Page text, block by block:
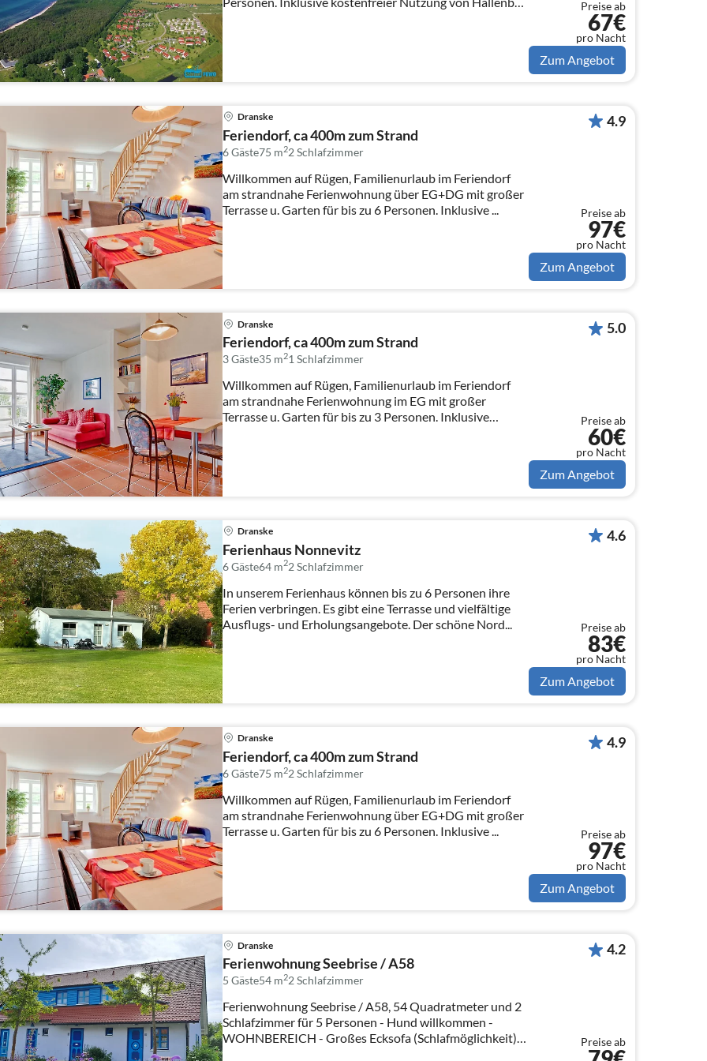
Preise ab
67€
pro Nacht
Zum Angebot
Dranske
Feriendorf, ca 400m zum Strand
6 Gäste75 m22Schlafzimmer
Willkommen auf Rügen, Familienurlaub im Feriendorf
am strandnahe Ferienwohnung über EG+DG mit großer
Terrasse u. Garten für bis zu 6 Personen. Inklusive ...
4.9
Preise ab
97€
pro Nacht
Zum Angebot
Dranske
Feriendorf, ca 400m zum Strand
3 Gäste35 m21Schlafzimmer
Willkommen auf Rügen, Familienurlaub im Feriendorf
am strandnahe Ferienwohnung im EG mit großer
Terrasse u. Garten für bis zu 3 Personen. Inklusive
5.0
Preise ab
60€
pro Nacht
Zum Angebot
Dranske
Ferienhaus Nonnevitz
6 Gäste64 m22Schlafzimmer
In unserem Ferienhaus können bis zu 6 Personen ihre
Ferien verbringen. Es gibt eine Terrasse und vielfältige
Ausflugs- und Erholungsangebote. Der schöne Nord...
4.6
Preise ab
83€
pro Nacht
Zum Angebot
Dranske
Feriendorf, ca 400m zum Strand
6 Gäste75 m22Schlafzimmer
Willkommen auf Rügen, Familienurlaub im Feriendorf
am strandnahe Ferienwohnung über EG+DG mit großer
Terrasse u. Garten für bis zu 6 Personen. Inklusive ...
4.9
Preise ab
97€
pro Nacht
Zum Angebot
Dranske
Ferienwohnung Seebrise / A58
5 Gäste54 m22Schlafzimmer
Ferienwohnung Seebrise / A58, 54 Quadratmeter und 2
Schlafzimmer für 5 Personen - Hund willkommen -
WOHNBEREICH - Großes Ecksofa (Schlafmöglichkeit),
4.2
Preise ab